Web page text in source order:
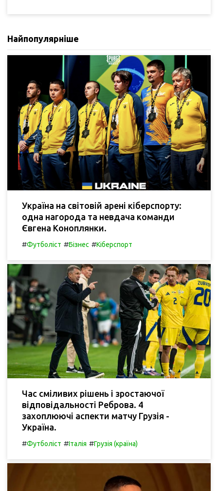
Найпопулярніше
Україна на світовій арені кіберспорту:
одна нагорода та невдача команди
Євгена Коноплянки.
#Футболіст #Бізнес #Кіберспорт
Час сміливих рішень і зростаючої
відповідальності Реброва. 4
захоплюючі аспекти матчу Грузія -
Україна.
#Футболіст #Італія #Грузія (країна)